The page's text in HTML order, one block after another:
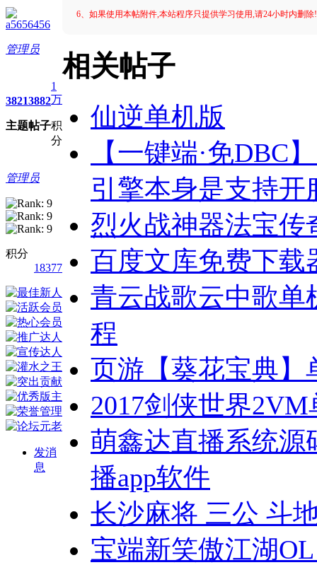
a5656456
管理员
3821
主题
3882
帖子
1
万
积
分
管理员
积分
18377
发消
息
6、如果使用本帖附件,本站程序只提供学习使用,请24小时内删
相关帖子
仙逆单机版
【一键端·免DBC
引擎本身是支持开
烈火战神器法宝传
百度文库免费下载
青云战歌云中歌单
程
页游【葵花宝典】
2017剑侠世界
萌鑫达直播系统源
播app软件
长沙麻将 三公 斗
宝端新笑傲江湖